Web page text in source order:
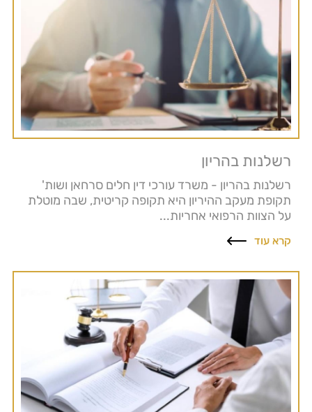
רשלנות בהריון
רשלנות בהריון - משרד עורכי דין חלים סרחאן ושות'
תקופת מעקב ההיריון היא תקופה קריטית, שבה מוטלת
על הצוות הרפואי אחריות...
קרא עוד